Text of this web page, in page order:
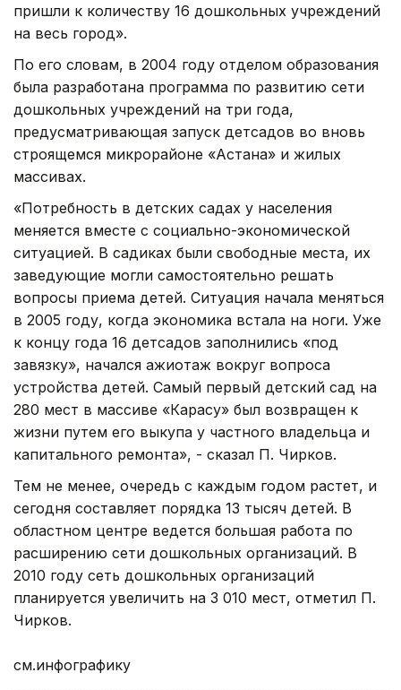
пришли к количеству 16 дошкольных учреждений
на весь город».
По его словам, в 2004 году отделом образования
была разработана программа по развитию сети
дошкольных учреждений на три года,
предусматривающая запуск детсадов во вновь
строящемся микрорайоне «Астана» и жилых
массивах.
«Потребность в детских садах у населения
меняется вместе с социально-экономической
ситуацией. В садиках были свободные места, их
заведующие могли самостоятельно решать
вопросы приема детей. Ситуация начала меняться
в 2005 году, когда экономика встала на ноги. Уже
к концу года 16 детсадов заполнились «под
завязку», начался ажиотаж вокруг вопроса
устройства детей. Самый первый детский сад на
280 мест в массиве «Карасу» был возвращен к
жизни путем его выкупа у частного владельца и
капитального ремонта», - сказал П. Чирков.
Тем не менее, очередь с каждым годом растет, и
сегодня составляет порядка 13 тысяч детей. В
областном центре ведется большая работа по
расширению сети дошкольных организаций. В
2010 году сеть дошкольных организаций
планируется увеличить на 3 010 мест, отметил П.
Чирков.
см.инфографику